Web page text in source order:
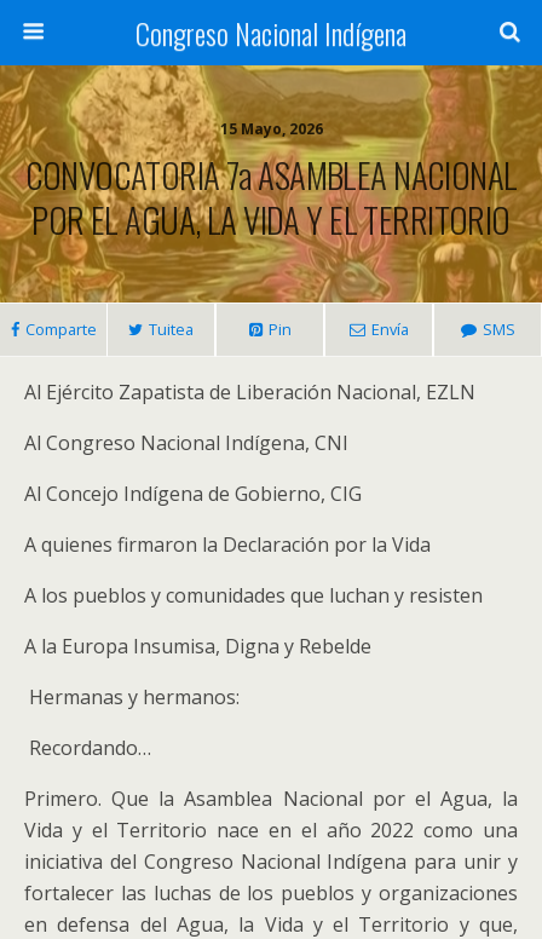
Congreso Nacional Indígena
15 Mayo, 2026
CONVOCATORIA 7a ASAMBLEA NACIONAL
POR EL AGUA, LA VIDA Y EL TERRITORIO
Comparte Tuitea Pin Envía SMS
Al Ejército Zapatista de Liberación Nacional, EZLN
Al Congreso Nacional Indígena, CNI
Al Concejo Indígena de Gobierno, CIG
A quienes firmaron la Declaración por la Vida
A los pueblos y comunidades que luchan y resisten
A la Europa Insumisa, Digna y Rebelde
Hermanas y hermanos:
Recordando…
Primero. Que la Asamblea Nacional por el Agua, la
Vida y el Territorio nace en el año 2022 como una
iniciativa del Congreso Nacional Indígena para unir y
fortalecer las luchas de los pueblos y organizaciones
en defensa del Agua, la Vida y el Territorio y que,